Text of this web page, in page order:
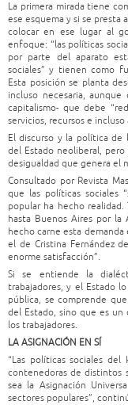
La primera mirada tiene
ese esquema y si se
colocar en ese lugar al
enfoque: “las políticas
por parte del aparato
sociales” y tienen como
Esta posición se planta
incluso necesaria,
capitalismo- que debe
servicios, recursos e
El discurso y la política de
del Estado neoliberal,
desigualdad que genera el
Consultado por Revista
que las políticas sociales
popular ha hecho
hasta Buenos Aires por la
hecho carne esta
el de Cristina Fernández
enorme satisfacción”.
Si se entiende la
trabajadores, y el Estado
pública, se comprende
del Estado, sino que es
los trabajadores.
LA ASIGNACIÓN EN SÍ
“Las políticas sociales del
contenedoras de distintos
sea la Asignación
sectores populares”,